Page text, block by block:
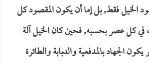
الخيل فقط, بل إما أن يكون المقصود كل
في كل عصر بحسبه, فحين كان الخيل آلة
الجهاد بالمدفعية والدبابة والطائرة